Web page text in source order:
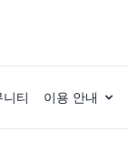
니티 이용 안내